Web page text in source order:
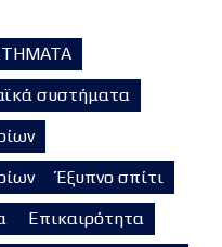
συστήματα
Έξυπνο σπίτι
Επικαιρότητα